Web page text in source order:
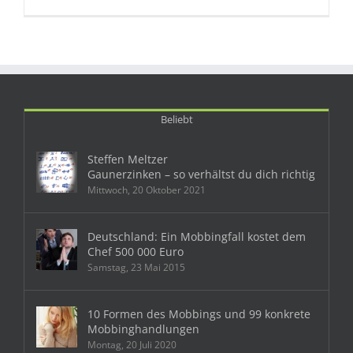
Beliebt
Steffen Meltzer
Gaunerzinken – so verhältst du dich richtig
Mittwoch, 20 Oktober 2021
Deutschland: Ein Mobbingfall kostet dem
Chef 500 000 Euro
Samstag, 23 Mai 2015
10 Formen des Mobbings und 99 konkrete
Mobbinghandlungen
Montag, 20 Juli 2020